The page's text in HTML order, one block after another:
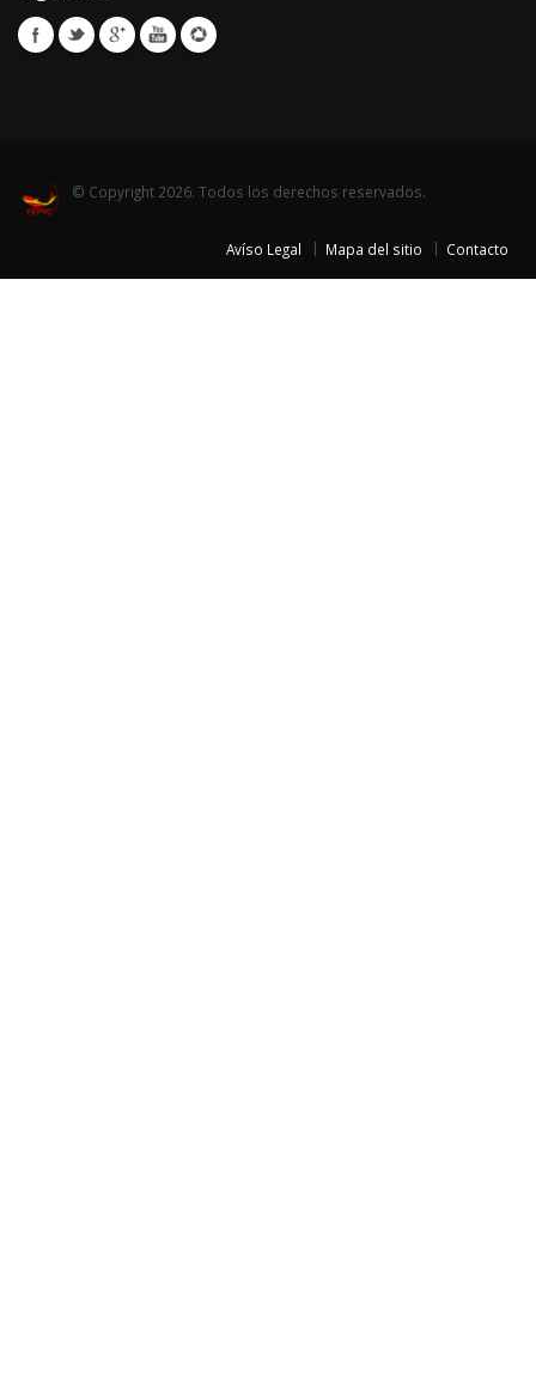
© Copyright 2026. Todos los derechos reservados.
Avíso Legal Mapa del sitio Contacto